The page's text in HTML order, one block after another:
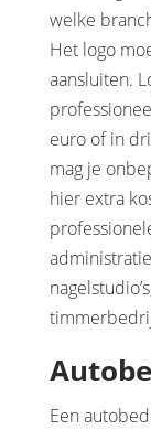
welke
Het logo
aansluiten.
euro of in
mag je
hier extra
Een